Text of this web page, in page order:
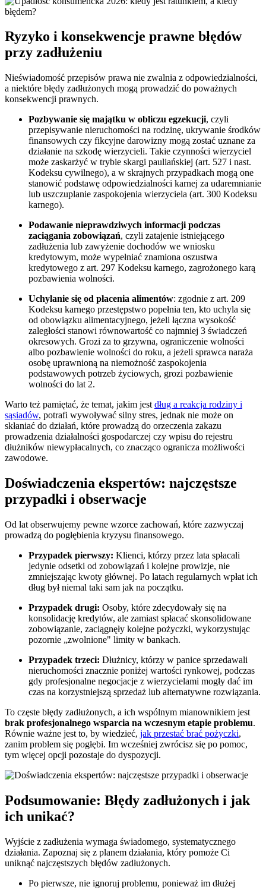
Ryzyko i konsekwencje prawne błędów
przy zadłużeniu
Nieświadomość przepisów prawa nie zwalnia z odpowiedzialności,
a niektóre błędy zadłużonych mogą prowadzić do poważnych
konsekwencji prawnych.
Pozbywanie się majątku w obliczu egzekucji, czyli
przepisywanie nieruchomości na rodzinę, ukrywanie środków
finansowych czy fikcyjne darowizny mogą zostać uznane za
działanie na szkodę wierzycieli. Takie czynności wierzyciel
może zaskarżyć w trybie skargi pauliańskiej (art. 527 i nast.
Kodeksu cywilnego), a w skrajnych przypadkach mogą one
stanowić podstawę odpowiedzialności karnej za udaremnianie
lub uszczuplanie zaspokojenia wierzyciela (art. 300 Kodeksu
karnego).
Podawanie nieprawdziwych informacji podczas
zaciągania zobowiązań, czyli zatajenie istniejącego
zadłużenia lub zawyżenie dochodów we wniosku
kredytowym, może wypełniać znamiona oszustwa
kredytowego z art. 297 Kodeksu karnego, zagrożonego karą
pozbawienia wolności.
Uchylanie się od płacenia alimentów: zgodnie z art. 209
Kodeksu karnego przestępstwo popełnia ten, kto uchyla się
od obowiązku alimentacyjnego, jeżeli łączna wysokość
zaległości stanowi równowartość co najmniej 3 świadczeń
okresowych. Grozi za to grzywna, ograniczenie wolności
albo pozbawienie wolności do roku, a jeżeli sprawca naraża
osobę uprawnioną na niemożność zaspokojenia
podstawowych potrzeb życiowych, grozi pozbawienie
wolności do lat 2.
Warto też pamiętać, że temat, jakim jest dług a reakcja rodziny i
sąsiadów, potrafi wywoływać silny stres, jednak nie może on
skłaniać do działań, które prowadzą do orzeczenia zakazu
prowadzenia działalności gospodarczej czy wpisu do rejestru
dłużników niewypłacalnych, co znacząco ogranicza możliwości
zawodowe.
Doświadczenia ekspertów: najczęstsze
przypadki i obserwacje
Od lat obserwujemy pewne wzorce zachowań, które zazwyczaj
prowadzą do pogłębienia kryzysu finansowego.
Przypadek pierwszy: Klienci, którzy przez lata spłacali
jedynie odsetki od zobowiązań i kolejne prowizje, nie
zmniejszając kwoty głównej. Po latach regularnych wpłat ich
dług był niemal taki sam jak na początku.
Przypadek drugi: Osoby, które zdecydowały się na
konsolidację kredytów, ale zamiast spłacać skonsolidowane
zobowiązanie, zaciągnęły kolejne pożyczki, wykorzystując
pozornie „zwolnione" limity w bankach.
Przypadek trzeci: Dłużnicy, którzy w panice sprzedawali
nieruchomości znacznie poniżej wartości rynkowej, podczas
gdy profesjonalne negocjacje z wierzycielami mogły dać im
czas na korzystniejszą sprzedaż lub alternatywne rozwiązania.
To częste błędy zadłużonych, a ich wspólnym mianownikiem jest
brak profesjonalnego wsparcia na wczesnym etapie problemu.
Równie ważne jest to, by wiedzieć, jak przestać brać pożyczki,
zanim problem się pogłębi. Im wcześniej zwrócisz się po pomoc,
tym więcej opcji pozostaje do dyspozycji.
Podsumowanie: Błędy zadłużonych i jak
ich unikać?
Wyjście z zadłużenia wymaga świadomego, systematycznego
działania. Zapoznaj się z planem działania, który pomoże Ci
uniknąć najczęstszych błędów zadłużonych.
Po pierwsze, nie ignoruj problemu, ponieważ im dłużej